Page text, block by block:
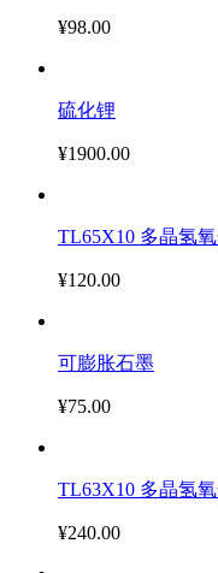
¥98.00
硫化锂
¥1900.00
TL65X10 多晶氢
¥120.00
可膨胀石墨
¥75.00
TL63X10 多晶氢
¥240.00